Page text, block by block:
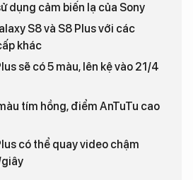
dụng cảm biến lạ của Sony
S8 và S8 Plus với các
khác
sẽ có 5 màu, lên kệ vào 21/4
tím hồng, điểm AnTuTu cao
có thể quay video chậm